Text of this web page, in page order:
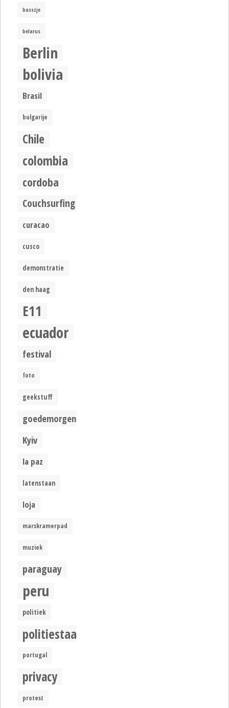
basszje
belarus
Berlin
bolivia
Brasil
bulgarije
Chile
colombia
cordoba
Couchsurfing
curacao
cusco
demonstratie
den haag
E11
ecuador
festival
foto
geekstuff
goedemorgen
Kyiv
la paz
latenstaan
loja
marskramerpad
muziek
paraguay
peru
politiek
politiestaat
portugal
privacy
protest